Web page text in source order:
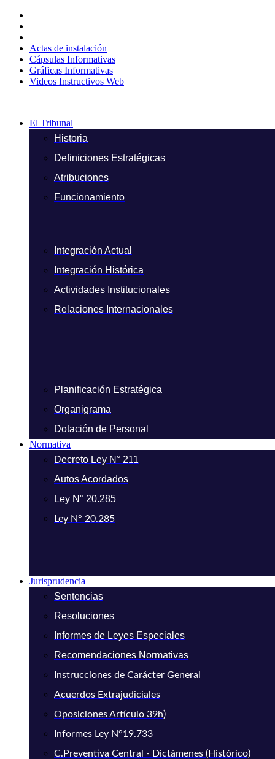
contenido
Actas de instalación
Cápsulas Informativas
Gráficas Informativas
Videos Instructivos Web
El Tribunal
Historia
Definiciones Estratégicas
Atribuciones
Funcionamiento
Integración Actual
Integración Histórica
Actividades Institucionales
Relaciones Internacionales
Planificación Estratégica
Organigrama
Dotación de Personal
Normativa
Decreto Ley N° 211
Autos Acordados
Ley N° 20.285
Ley N° 20.285
Jurisprudencia
Sentencias
Resoluciones
Informes de Leyes Especiales
Recomendaciones Normativas
Instrucciones de Carácter General
Acuerdos Extrajudiciales
Oposiciones Artículo 39h)
Informes Ley N°19.733
C.Preventiva Central - Dictámenes (Histórico)